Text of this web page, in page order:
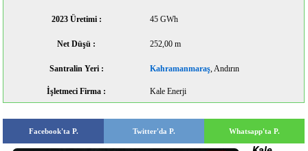
2023 Üretimi : 45 GWh
Net Düşü : 252,00 m
Santralin Yeri : Kahramanmaraş, Andırın
İşletmeci Firma : Kale Enerji
Facebook'ta P. Twitter'da P. Whatsapp'ta P.